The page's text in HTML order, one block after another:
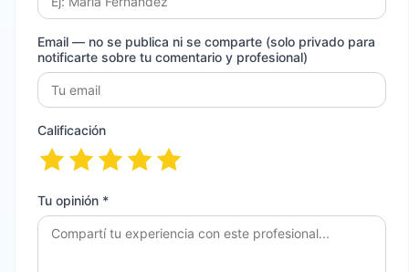
Email — no se publica ni se comparte (solo privado para
notificarte sobre tu comentario y profesional)
Calificación
Tu opinión *